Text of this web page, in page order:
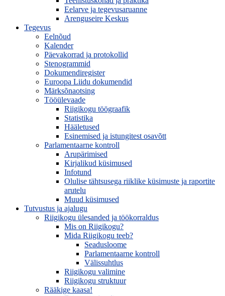
Eelarve ja tegevusaruanne
Arenguseire Keskus
Tegevus
Eelnõud
Kalender
Päevakorrad ja protokollid
Stenogrammid
Dokumendiregister
Euroopa Liidu dokumendid
Märksõnaotsing
Tööülevaade
Riigikogu töögraafik
Statistika
Hääletused
Esinemised ja istungitest osavõtt
Parlamentaarne kontroll
Arupärimised
Kirjalikud küsimused
Infotund
Olulise tähtsusega riiklike küsimuste ja raportite
arutelu
Muud küsimused
Tutvustus ja ajalugu
Riigikogu ülesanded ja töökorraldus
Mis on Riigikogu?
Mida Riigikogu teeb?
Seadusloome
Parlamentaarne kontroll
Välissuhtlus
Riigikogu valimine
Riigikogu struktuur
Rääkige kaasa!